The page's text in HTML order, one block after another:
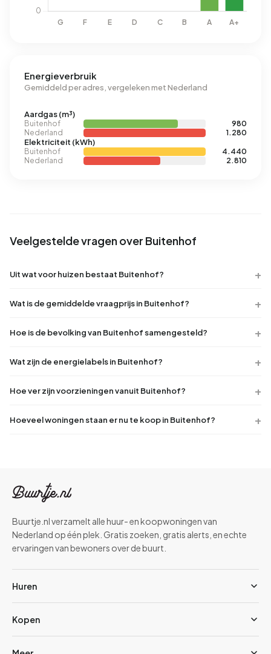
Energieverbruik
Gemiddeld per adres, vergeleken met Nederland
Aardgas (m³)
Buitenhof
980
Nederland
1.280
Elektriciteit (kWh)
Buitenhof
4.440
Nederland
2.810
Veelgestelde vragen over Buitenhof
Uit wat voor huizen bestaat Buitenhof?
Wat is de gemiddelde vraagprijs in Buitenhof?
Hoe is de bevolking van Buitenhof samengesteld?
Wat zijn de energielabels in Buitenhof?
Hoe ver zijn voorzieningen vanuit Buitenhof?
Hoeveel woningen staan er nu te koop in Buitenhof?
Buurtje.nl verzamelt alle huur- en koopwoningen van
Nederland op één plek. Gratis zoeken, gratis alerts, en echte
ervaringen van bewoners over de buurt.
Huren
Kopen